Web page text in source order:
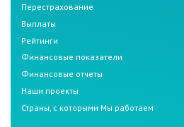
Перестрахование
Выплаты
Рейтинги
Финансовые показатели
Финансовые отчеты
Наши проекты
Страны, с которыми Мы работаем